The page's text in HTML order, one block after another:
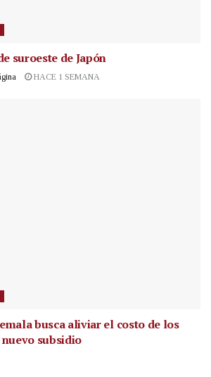
suroeste de Japón
HACE 1 SEMANA
busca aliviar el costo de los
subsidio